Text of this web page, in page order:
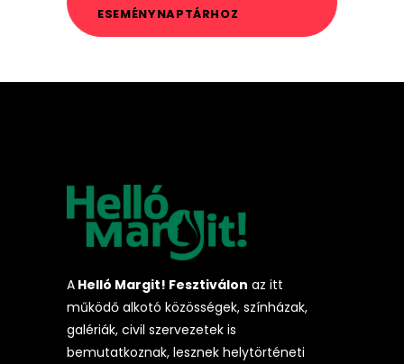
ESEMÉNYNAPTÁRHOZ
A Helló Margit! Fesztiválon az itt
működő alkotó közösségek, színházak,
galériák, civil szervezetek is
bemutatkoznak, lesznek helytörténeti